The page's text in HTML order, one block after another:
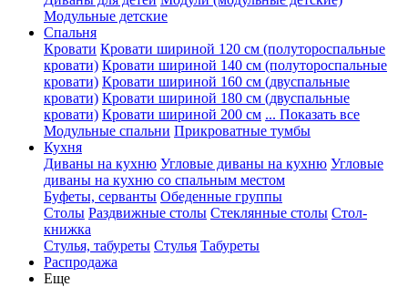
Модульные детские
Спальня
Кровати Кровати шириной 120 см (полутороспальные
кровати) Кровати шириной 140 см (полутороспальные
кровати) Кровати шириной 160 см (двуспальные
кровати) Кровати шириной 180 см (двуспальные
кровати) Кровати шириной 200 см ... Показать все
Модульные спальни Прикроватные тумбы
Кухня
Диваны на кухню Угловые диваны на кухню Угловые
диваны на кухню со спальным местом
Буфеты, серванты Обеденные группы
Столы Раздвижные столы Стеклянные столы Стол-
книжка
Стулья, табуреты Стулья Табуреты
Распродажа
Еще